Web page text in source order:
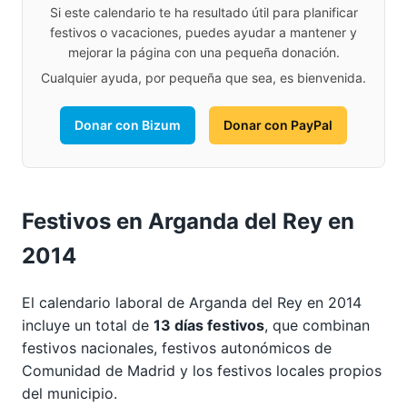
Si este calendario te ha resultado útil para planificar
festivos o vacaciones, puedes ayudar a mantener y
mejorar la página con una pequeña donación.
Cualquier ayuda, por pequeña que sea, es bienvenida.
Donar con Bizum Donar con PayPal
Festivos en Arganda del Rey en
2014
El calendario laboral de Arganda del Rey en 2014
incluye un total de 13 días festivos, que combinan
festivos nacionales, festivos autonómicos de
Comunidad de Madrid y los festivos locales propios
del municipio.